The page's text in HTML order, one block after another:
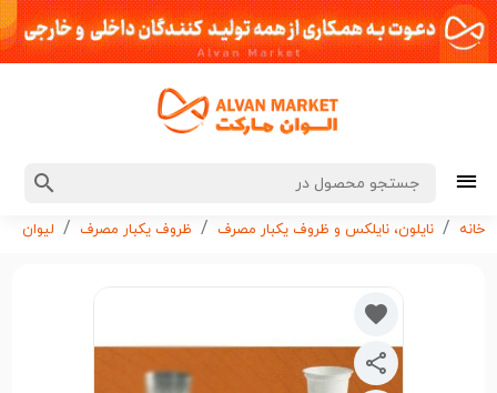
خانه نایلون، نایلکس و ظروف یکبار مصرف ظروف یکبار مصرف لیوان